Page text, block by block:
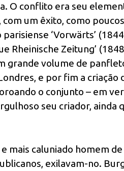
O conflito era seu
um êxito, como
parisiense ‘Vorwärts’
Rheinische Zeitung’
grande volume de
e por fim a criação
o conjunto – em
seu criador, ainda
mais caluniado homem
exilavam-no.